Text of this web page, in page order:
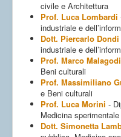
civile e Architettura
Prof. Luca Lombardi
industriale e
Dott. Piercarlo Dondi
industriale e
Prof. Marco Malagodi
Beni culturali
Prof. Massimiliano
e Beni culturali
Prof. Luca Morini -
Medicina
Dott. Simonetta